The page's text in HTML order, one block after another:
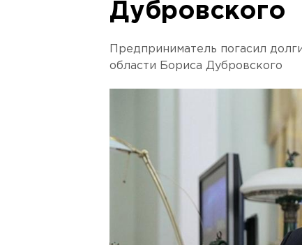
Дубровского
Предприниматель погасил
области Бориса Дубровского